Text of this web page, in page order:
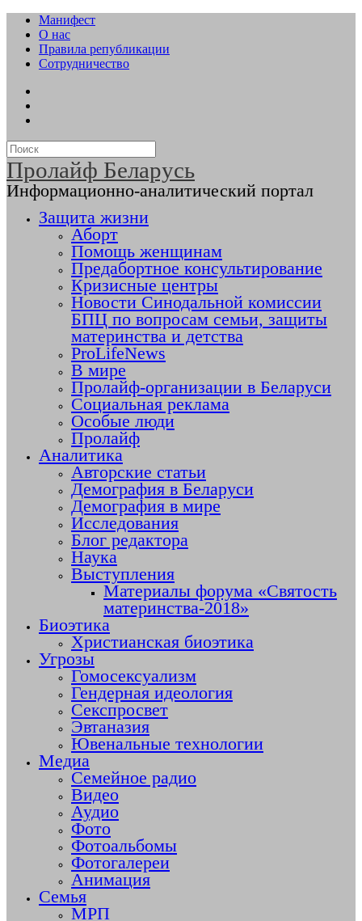
Манифест
О нас
Правила републикации
Сотрудничество
Пролайф Беларусь
Информационно-аналитический портал
Защита жизни
Аборт
Помощь женщинам
Предабортное консультирование
Кризисные центры
Новости Синодальной комиссии
БПЦ по вопросам семьи, защиты
материнства и детства
ProLifeNews
В мире
Пролайф-организации в Беларуси
Социальная реклама
Особые люди
Пролайф
Аналитика
Авторские статьи
Демография в Беларуси
Демография в мире
Исследования
Блог редактора
Наука
Выступления
Материалы форума «Святость
материнства-2018»
Биоэтика
Христианская биоэтика
Угрозы
Гомосексуализм
Гендерная идеология
Секспросвет
Эвтаназия
Ювенальные технологии
Медиа
Семейное радио
Видео
Аудио
Фото
Фотоальбомы
Фотогалереи
Анимация
Семья
МРП